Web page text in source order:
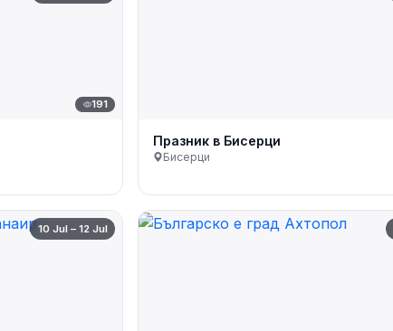
191
Празник в Бисерци
Бисерци
10 Jul – 12 Jul